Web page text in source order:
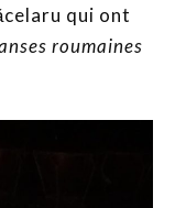
qui ont
roumaines